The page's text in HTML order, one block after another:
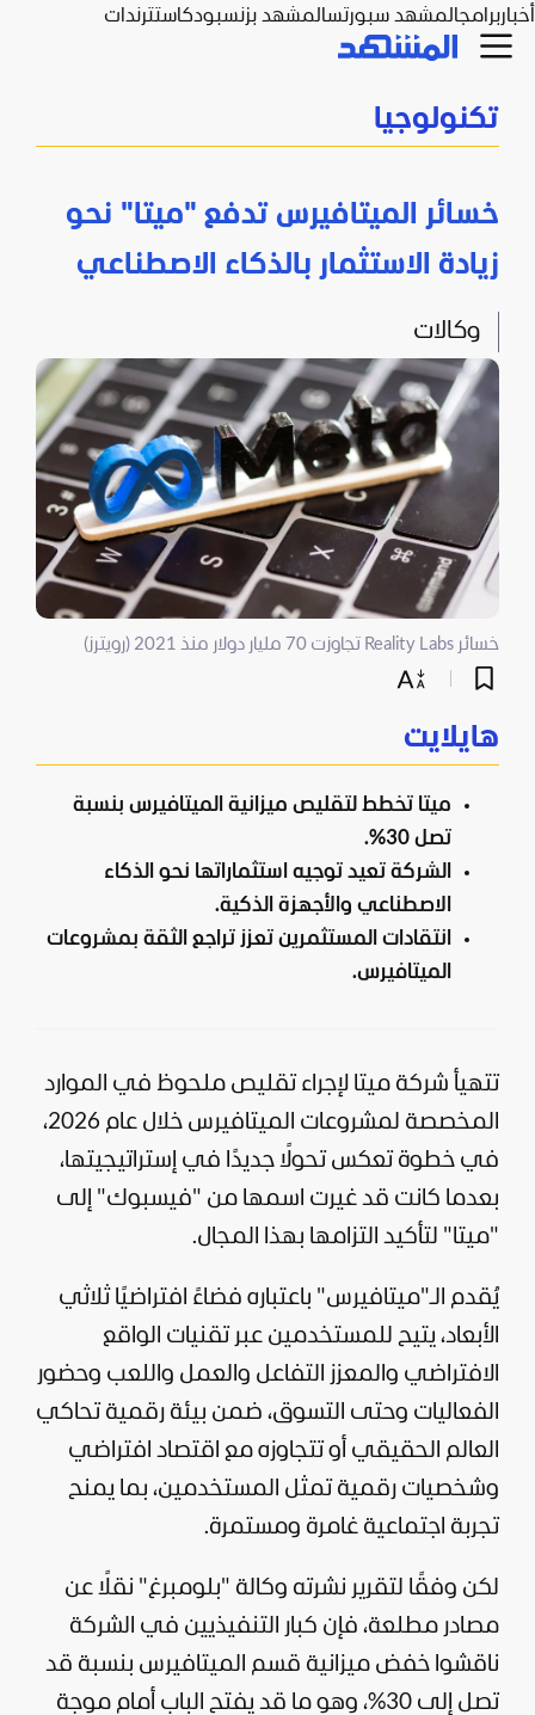
أخباربرامجالمشهد سبورتسالمشهد بزنسبودكاستترندات
تكنولوجيا
خسائر الميتافيرس تدفع "ميتا" نحو
زيادة الاستثمار بالذكاء الاصطناعي
وكالات
خسائر Reality Labs تجاوزت 70 مليار دولار منذ 2021 (رويترز)
هايلايت
ميتا تخطط لتقليص ميزانية الميتافيرس بنسبة
تصل 30%.
الشركة تعيد توجيه استثماراتها نحو الذكاء
الاصطناعي والأجهزة الذكية.
انتقادات المستثمرين تعزز تراجع الثقة بمشروعات
الميتافيرس.
تتهيأ شركة ميتا لإجراء تقليص ملحوظ في الموارد
المخصصة لمشروعات الميتافيرس خلال عام 2026،
في خطوة تعكس تحولًا جديدًا في إستراتيجيتها،
بعدما كانت قد غيرت اسمها من "فيسبوك" إلى
"ميتا" لتأكيد التزامها بهذا المجال.
يُقدم الـ"ميتافيرس" باعتباره فضاءً افتراضيًا ثلاثي
الأبعاد، يتيح للمستخدمين عبر تقنيات الواقع
الافتراضي والمعزز التفاعل والعمل واللعب وحضور
الفعاليات وحتى التسوق، ضمن بيئة رقمية تحاكي
العالم الحقيقي أو تتجاوزه مع اقتصاد افتراضي
وشخصيات رقمية تمثل المستخدمين، بما يمنح
تجربة اجتماعية غامرة ومستمرة.
لكن وفقًا لتقرير نشرته وكالة "بلومبرغ" نقلًا عن
مصادر مطلعة، فإن كبار التنفيذيين في الشركة
ناقشوا خفض ميزانية قسم الميتافيرس بنسبة قد
تصل إلى 30%، وهو ما قد يفتح الباب أمام موجة